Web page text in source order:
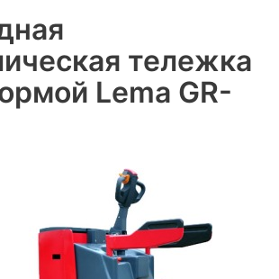
тележка
Lema GR-